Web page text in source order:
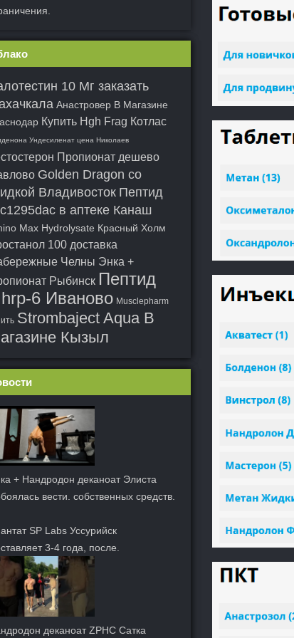
10 Мг заказать
Анастровер В Магазине
Купить Hgh Frag Котлас
Ундесиленат цена Николаев
Пропионат дешево
Golden Dragon со
Владивосток Пептид
в аптеке Канаш
Max Hydrolysate Красный Холм
100 доставка
Челны Энка +
Рыбинск Пептид
6 Иваново Musclepharm
Strombaject Aqua В
Кызыл
+ Нандродон деканоат Элиста
вести. собственных средств.
SP Labs Уссурийск
3-4 года, после.
деканоат ZPHC Сатка